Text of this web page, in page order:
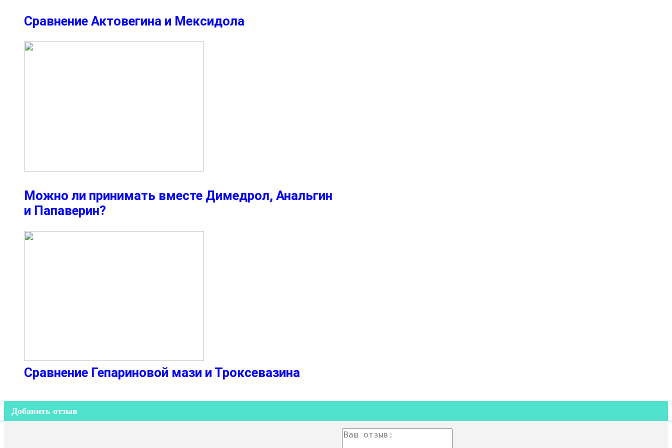
Сравнение Актовегина и Мексидола
Можно ли принимать вместе Димедрол, Анальгин
и Папаверин?
Сравнение Гепариновой мази и Троксевазина
Добавить отзыв